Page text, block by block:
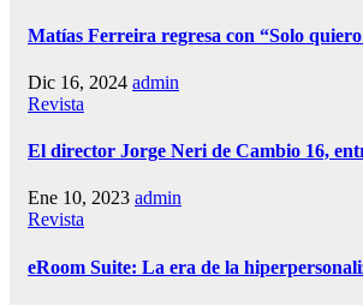
Matías Ferreira regresa con “Solo
Dic 16, 2024 admin
Revista
El director Jorge Neri de Cambio 16,
Ene 10, 2023 admin
Revista
eRoom Suite: La era de la